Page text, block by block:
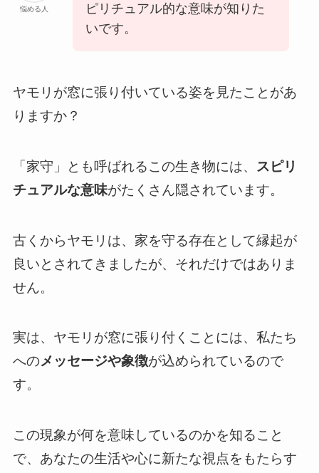
悩める人
ピリチュアル的な意味が知りた
いです。
ヤモリが窓に張り付いている姿を見たことがあ
りますか？
「家守」とも呼ばれるこの生き物には、 スピリ
チュアルな意味がたくさん隠されています。
古くからヤモリは、家を守る存在として縁起が
良いとされてきましたが、それだけではありま
せん。
実は、ヤモリが窓に張り付くことには、私たち
へのメッセージや象徴が込められているので
す。
この現象が何を意味しているのかを知ること
で、あなたの生活や心に新たな視点をもたらす